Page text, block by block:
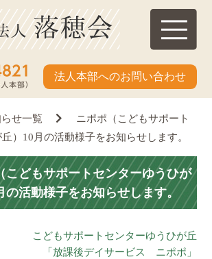
法人本部へのお問い合わせ
せ一覧
ニポポ（こどもサポート
）10月の活動様子をお知らせします。
こどもサポートセンターゆうひが
の活動様子をお知らせします。
こどもサポートセンターゆうひが丘
「放課後デイサービス ニポポ」